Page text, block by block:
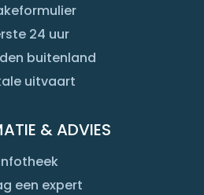
24 uur
buitenland
uitvaart
& ADVIES
een expert